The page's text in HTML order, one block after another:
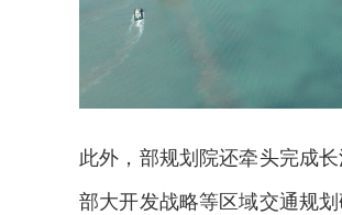
此外，部规划院还牵头完成
部大开发战略等区域交通规